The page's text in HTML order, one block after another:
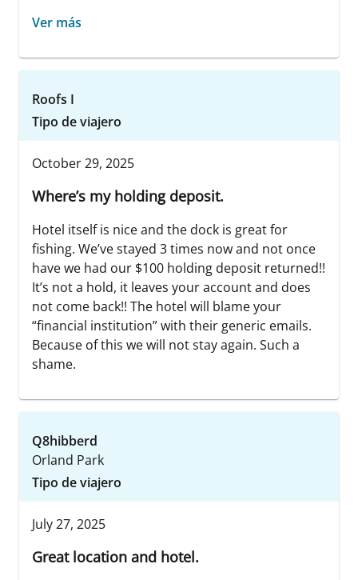
Ver más
Roofs I
Tipo de viajero
October 29, 2025
Where’s my holding deposit.
Hotel itself is nice and the dock is great for
fishing. We’ve stayed 3 times now and not once
have we had our $100 holding deposit returned!!
It’s not a hold, it leaves your account and does
not come back!! The hotel will blame your
“financial institution” with their generic emails.
Because of this we will not stay again. Such a
shame.
Q8hibberd
Orland Park
Tipo de viajero
July 27, 2025
Great location and hotel.